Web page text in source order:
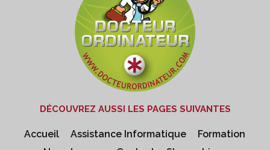
DÉCOUVREZ AUSSI LES PAGES SUIVANTES
Accueil Assistance Informatique
Formation